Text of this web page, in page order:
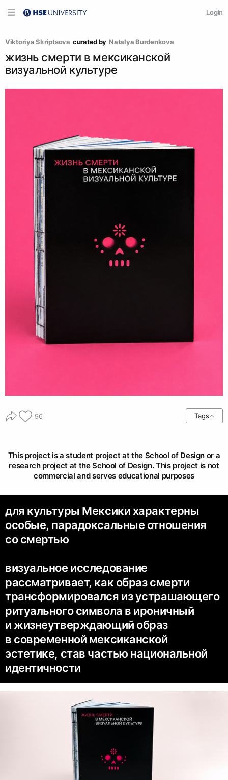
Login
Viktoriya Skriptsova curated by Natalya Burdenkova
жизнь смерти в мексиканской
визуальной культуре
96 Tags
This project is a student project at the School of Design or a
research project at the School of Design. This project is not
commercial and serves educational purposes
для культуры Мексики характерны
особые, парадоксальные отношения
со смертью
визуальное исследование
рассматривает, как образ смерти
трансформировался из устрашающего
ритуального символа в ироничный
и жизнеутверждающий образ
в современной мексиканской
эстетике, став частью национальной
идентичности